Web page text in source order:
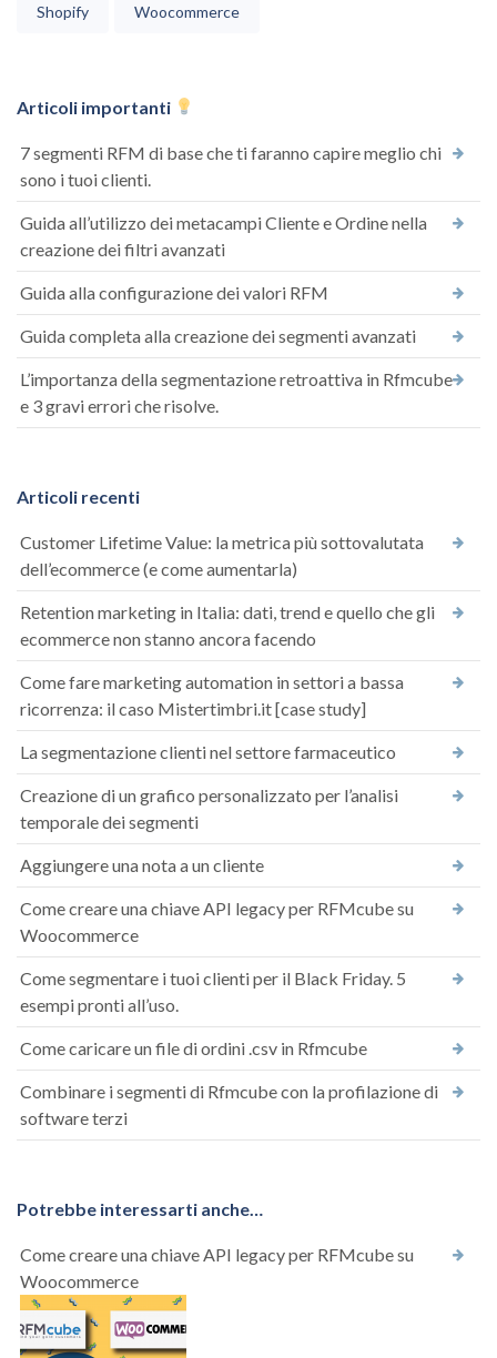
Shopify Woocommerce
Articoli importanti
7 segmenti RFM di base che ti faranno capire meglio chi
sono i tuoi clienti.
Guida all’utilizzo dei metacampi Cliente e Ordine nella
creazione dei filtri avanzati
Guida alla configurazione dei valori RFM
Guida completa alla creazione dei segmenti avanzati
L’importanza della segmentazione retroattiva in Rfmcube
e 3 gravi errori che risolve.
Articoli recenti
Customer Lifetime Value: la metrica più sottovalutata
dell’ecommerce (e come aumentarla)
Retention marketing in Italia: dati, trend e quello che gli
ecommerce non stanno ancora facendo
Come fare marketing automation in settori a bassa
ricorrenza: il caso Mistertimbri.it [case study]
La segmentazione clienti nel settore farmaceutico
Creazione di un grafico personalizzato per l’analisi
temporale dei segmenti
Aggiungere una nota a un cliente
Come creare una chiave API legacy per RFMcube su
Woocommerce
Come segmentare i tuoi clienti per il Black Friday. 5
esempi pronti all’uso.
Come caricare un file di ordini .csv in Rfmcube
Combinare i segmenti di Rfmcube con la profilazione di
software terzi
Potrebbe interessarti anche…
Come creare una chiave API legacy per RFMcube su
Woocommerce